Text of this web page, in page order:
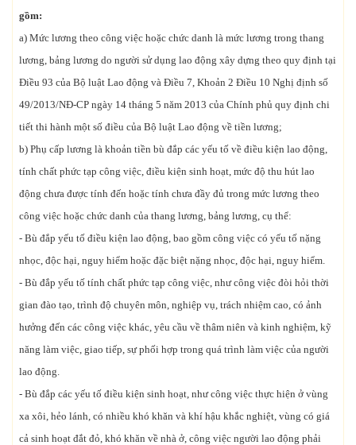
gồm:
a) Mức lương theo công việc hoặc chức danh là mức lương trong thang
lương, bảng lương do người sử dụng lao động xây dựng theo quy định tại
Điều 93 của Bộ luật Lao động và Điều 7, Khoản 2 Điều 10 Nghị định số
49/2013/NĐ-CP ngày 14 tháng 5 năm 2013 của Chính phủ quy định chi
tiết thi hành một số điều của Bộ luật Lao động về tiền lương;
b) Phụ cấp lương là khoản tiền bù đắp các yếu tố về điều kiện lao động,
tính chất phức tạp công việc, điều kiện sinh hoạt, mức độ thu hút lao
động chưa được tính đến hoặc tính chưa đầy đủ trong mức lương theo
công việc hoặc chức danh của thang lương, bảng lương, cụ thể:
- Bù đắp yếu tố điều kiện lao động, bao gồm công việc có yếu tố nặng
nhọc, độc hại, nguy hiểm hoặc đặc biệt nặng nhọc, độc hại, nguy hiểm.
- Bù đắp yếu tố tính chất phức tạp công việc, như công việc đòi hỏi thời
gian đào tạo, trình độ chuyên môn, nghiệp vụ, trách nhiệm cao, có ảnh
hưởng đến các công việc khác, yêu cầu về thâm niên và kinh nghiệm, kỹ
năng làm việc, giao tiếp, sự phối hợp trong quá trình làm việc của người
lao động.
- Bù đắp các yếu tố điều kiện sinh hoạt, như công việc thực hiện ở vùng
xa xôi, hẻo lánh, có nhiều khó khăn và khí hậu khắc nghiệt, vùng có giá
cả sinh hoạt đắt đỏ, khó khăn về nhà ở, công việc người lao động phải